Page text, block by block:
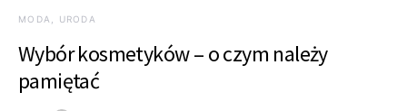
MODA, URODA
Wybór kosmetyków – o czym należy
pamiętać